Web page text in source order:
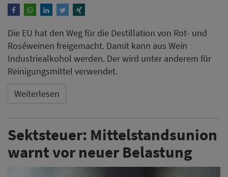
Die EU hat den Weg für die Destillation von Rot- und
Roséweinen freigemacht. Damit kann aus Wein
Industriealkohol werden. Der wird unter anderem für
Reinigungsmittel verwendet.
Weiterlesen
Sektsteuer: Mittelstandsunion
warnt vor neuer Belastung